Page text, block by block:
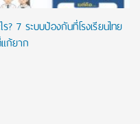
ร? 7 ระบบป้องกันที่โรงเรียนไทย
ก้ยาก